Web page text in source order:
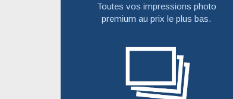
Toutes vos impressions photo
premium au prix le plus bas.